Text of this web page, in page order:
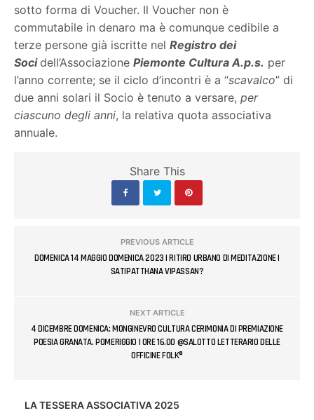
sotto forma di Voucher. Il Voucher non è
commutabile in denaro ma è comunque cedibile a
terze persone già iscritte nelRegistro dei
Soci dell’AssociazionePiemonte Cultura A.p.s. per
l’anno corrente; se il ciclo d’incontri è a “scavalco” di
due anni solari il Socio è tenuto a versare,per
ciascuno degli anni, la relativa quota associativa
annuale.
Share This
PREVIOUS ARTICLE
DOMENICA 14 MAGGIO DOMENICA 2023 | RITIRO URBANO DI MEDITAZIONE |
SATIPATTHANA VIPASSAN?
NEXT ARTICLE
4 DICEMBRE DOMENICA: MONGINEVRO CULTURA CERIMONIA DI PREMIAZIONE
POESIA GRANATA. POMERIGGIO | ORE 16.00 @SALOTTO LETTERARIO DELLE
OFFICINE FOLK®
LA TESSERA ASSOCIATIVA 2025